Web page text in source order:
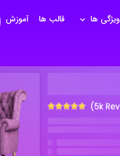
ویژگی ها قالب ها آموزش